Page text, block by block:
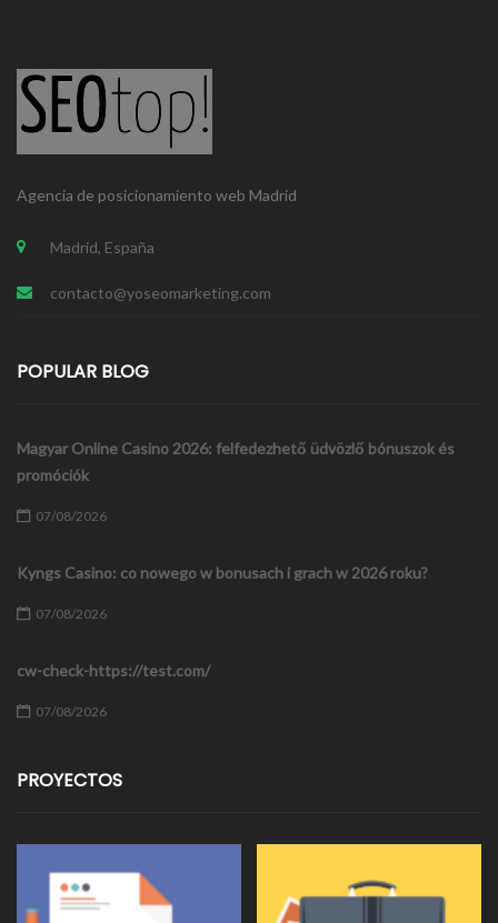
Agencia de posicionamiento web Madrid
Madrid, España
contacto@yoseomarketing.com
POPULAR BLOG
Magyar Online Casino 2026: felfedezhető üdvözlő bónuszok és
promóciók
07/08/2026
Kyngs Casino: co nowego w bonusach i grach w 2026 roku?
07/08/2026
cw-check-https://test.com/
07/08/2026
PROYECTOS